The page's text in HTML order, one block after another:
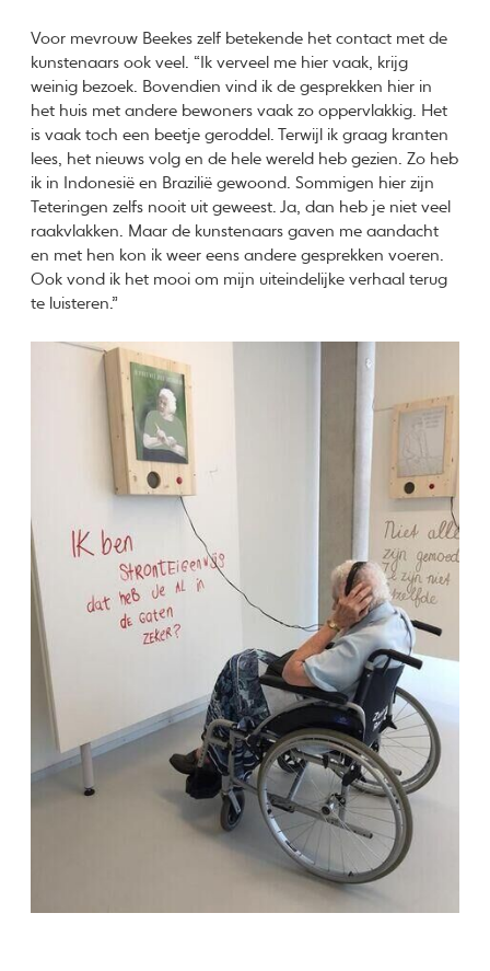
Voor mevrouw Beekes zelf betekende het contact met de
kunstenaars ook veel. “Ik verveel me hier vaak, krijg
weinig bezoek. Bovendien vind ik de gesprekken hier in
het huis met andere bewoners vaak zo oppervlakkig. Het
is vaak toch een beetje geroddel. Terwijl ik graag kranten
lees, het nieuws volg en de hele wereld heb gezien. Zo heb
ik in Indonesië en Brazilië gewoond. Sommigen hier zijn
Teteringen zelfs nooit uit geweest. Ja, dan heb je niet veel
raakvlakken. Maar de kunstenaars gaven me aandacht
en met hen kon ik weer eens andere gesprekken voeren.
Ook vond ik het mooi om mijn uiteindelijke verhaal terug
te luisteren.”